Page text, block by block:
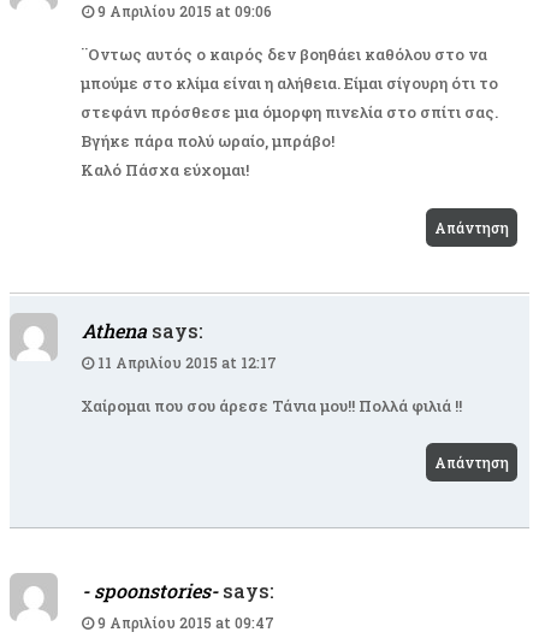
9 Απριλίου 2015 at 09:06
¨Οντως αυτός ο καιρός δεν βοηθάει καθόλου στο να
μπούμε στο κλίμα είναι η αλήθεια. Είμαι σίγουρη ότι το
στεφάνι πρόσθεσε μια όμορφη πινελία στο σπίτι σας.
Βγήκε πάρα πολύ ωραίο, μπράβο!
Καλό Πάσχα εύχομαι!
Απάντηση
Athena says:
11 Απριλίου 2015 at 12:17
Χαίρομαι που σου άρεσε Τάνια μου!! Πολλά φιλιά !!
Απάντηση
- spoonstories- says:
9 Απριλίου 2015 at 09:47